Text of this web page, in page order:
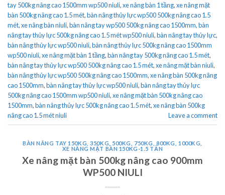
tay 500kg nâng cao 1500mm wp500 niuli,xe nâng bàn 1 tầng,xe nâng mặt
bàn 500kg nâng cao 1.5 mét,bàn nâng thủy lực wp500 500kg nâng cao 1.5
mét,xe nâng bàn niuli,bàn nâng tay wp500 500kg nâng cao 1500mm,bàn
nâng tay thủy lực 500kg nâng cao 1.5 mét wp500 niuli,bàn nâng tay thủy lực,
bàn nâng thủy lực wp500 niuli,bàn nâng thủy lực 500kg nâng cao 1500mm
wp500 niuli,xe nâng mặt bàn 1 tầng,bàn nâng tay 500kg nâng cao 1.5 mét,
bàn nâng tay thủy lực wp500 500kg nâng cao 1.5 mét,xe nâng mặt bàn niuli,
bàn nâng thủy lực wp500 500kg nâng cao 1500mm,xe nâng bàn 500kg nâng
cao 1500mm,bàn nâng tay thủy lực wp500 niuli,bàn nâng tay thủy lực
500kg nâng cao 1500mm wp500 niuli,xe nâng mặt bàn 500kg nâng cao
1500mm,bàn nâng thủy lực 500kg nâng cao 1.5 mét,xe nâng bàn 500kg
nâng cao 1.5 mét niuli
Leave a comment
BÀN NÂNG TAY 150KG, 350KG, 500KG, 750KG, 800KG, 1000KG
XE NÂNG MẶT BÀN 150KG-1.5 TẤN
Xe nâng mặt bàn 500kg nâng cao 900mm
WP500 NIULI